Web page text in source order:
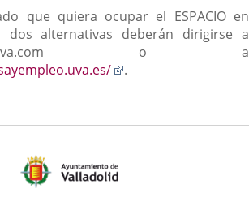
que quiera ocupar el ESPACIO en
dos alternativas deberán dirigirse a
o a
Enlace
aplicación
.